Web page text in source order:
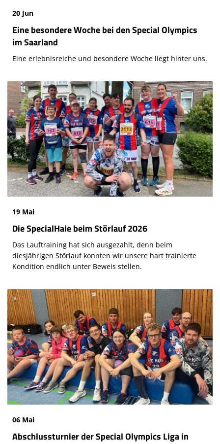
20 Jun
Eine besondere Woche bei den Special Olympics
im Saarland
Eine erlebnisreiche und besondere Woche liegt hinter uns.
19 Mai
Die SpecialHaie beim Störlauf 2026
Das Lauftraining hat sich ausgezahlt, denn beim
diesjährigen Störlauf konnten wir unsere hart trainierte
Kondition endlich unter Beweis stellen.
06 Mai
Abschlussturnier der Special Olympics Liga in